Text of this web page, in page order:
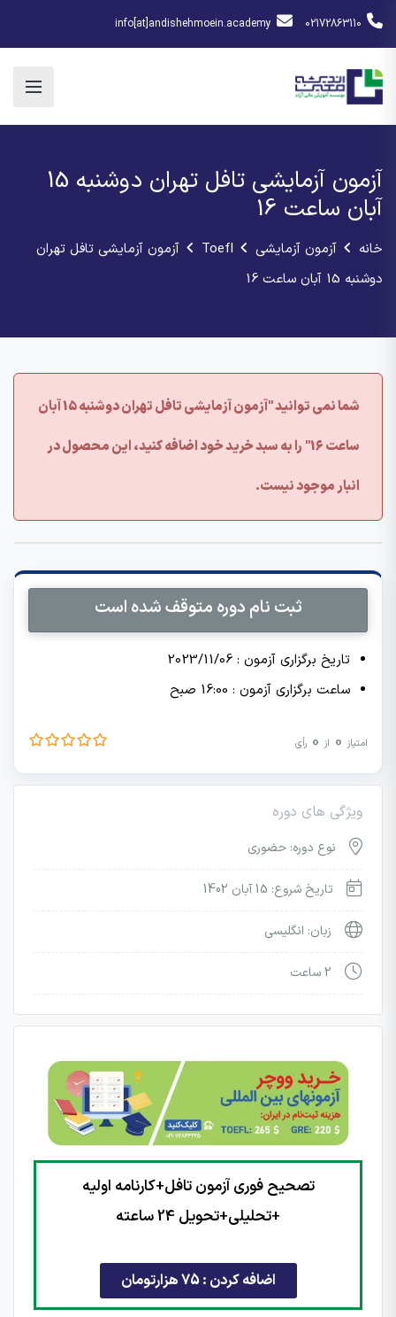
02172863110
info[at]andishehmoein.academy
آزمون آزمایشی تافل تهران دوشنبه 15
آبان ساعت 16
خانه آزمون آزمایشی Toefl
آزمون آزمایشی تافل تهران
دوشنبه 15 آبان ساعت 16
شما نمی توانید "آزمون آزمایشی تافل تهران دوشنبه 15 آبان
ساعت 16" را به سبد خرید خود اضافه کنید، این محصول در
انبار موجود نیست.
ثبت نام دوره متوقف شده است
تاریخ برگزاری آزمون : 2023/11/06
ساعت برگزاری آزمون : 16:00 صبح
امتیاز 0 از 0 رأی
ویژگی های دوره
نوع دوره: حضوری
تاریخ شروع: 15 آبان 1402
زبان: انگلیسی
2 ساعت
تصحیح فوری آزمون تافل+کارنامه اولیه
+تحلیلی+تحویل 24 ساعته
اضافه کردن : 75 هزارتومان